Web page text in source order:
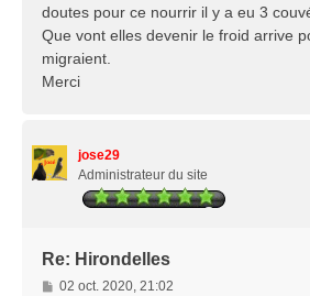
doutes pour ce nourrir il y a eu 3
Que vont elles devenir le froid arrive
migraient.
Merci
jose29
Administrateur du site
Re: Hirondelles
M
02 oct. 2020, 21:02